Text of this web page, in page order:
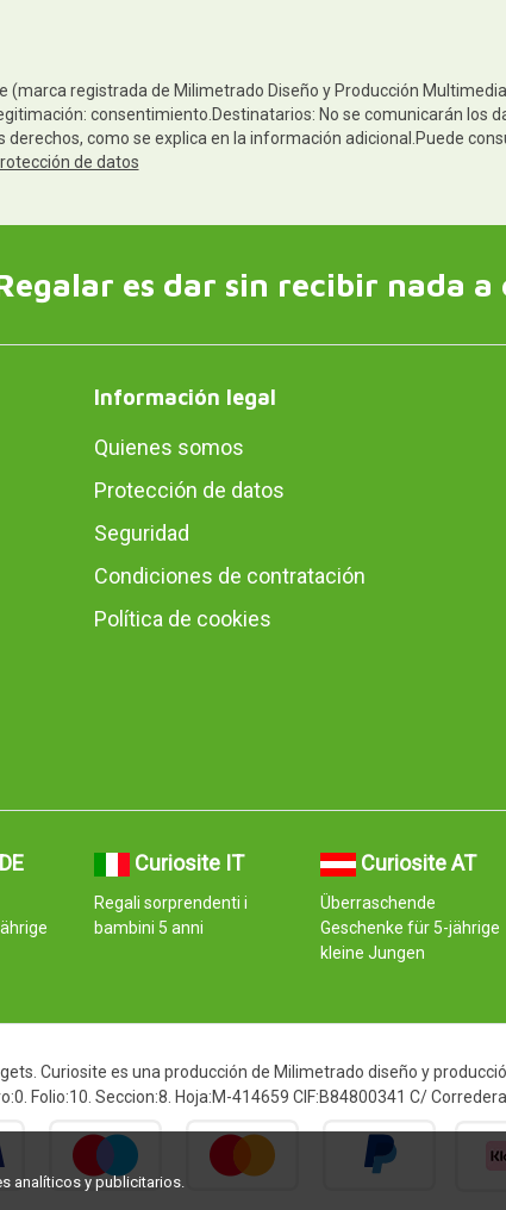
(marca registrada de Milimetrado Diseño y Producción
consentimiento.Destinatarios: No se comunicarán los
derechos, como se explica en la información adicional.Puede
de datos
es dar sin recibir nada a
Información legal
Quienes somos
Protección de datos
Seguridad
Condiciones de contratación
Política de cookies
Curiosite IT
Regali sorprendenti i
bambini 5 anni
Curiosite AT
Überraschende
Geschenke für 5-jährige
kleine Jungen
Curiosite es una producción de Milimetrado diseño y
Folio:10. Seccion:8. Hoja:M-414659 CIF:B84800341 C/
analíticos y publicitarios.